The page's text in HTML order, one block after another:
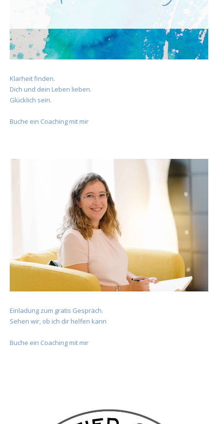
Klarheit finden.
Dich und dein Leben lieben.
Glücklich sein.
Buche ein Coaching mit mir
Einladung zum gratis Gespräch.
Sehen wir, ob ich dir helfen kann
Buche ein Coaching mit mir